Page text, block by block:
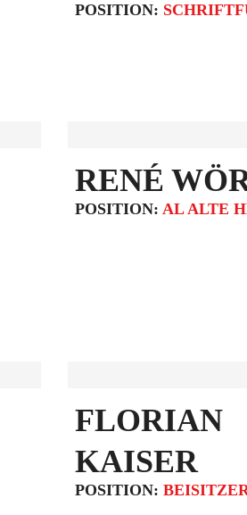
POSITION:
RENÉ
POSITION: AL ALTE
FLORIAN
KAISER
POSITION: